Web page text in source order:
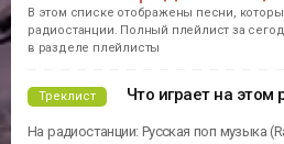
В этом списке отображены песни,
радиостанции. Полный плейлист за
в разделе плейлисты
Треклист Что играет на этом
На радиостанции: Русская поп музыка